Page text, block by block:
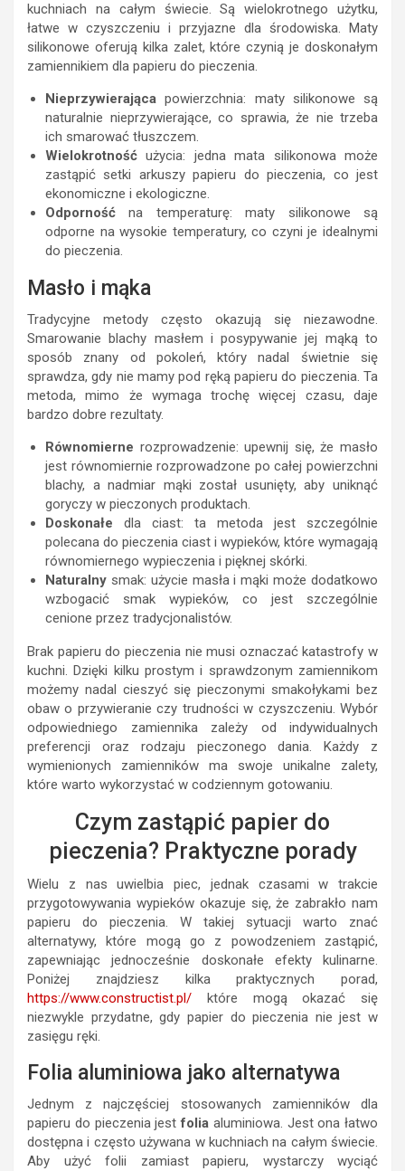
kuchniach na całym świecie. Są wielokrotnego użytku,
łatwe w czyszczeniu i przyjazne dla środowiska. Maty
silikonowe oferują kilka zalet, które czynią je doskonałym
zamiennikiem dla papieru do pieczenia.
Nieprzywierająca powierzchnia: maty silikonowe są
naturalnie nieprzywierające, co sprawia, że nie trzeba
ich smarować tłuszczem.
Wielokrotność użycia: jedna mata silikonowa może
zastąpić setki arkuszy papieru do pieczenia, co jest
ekonomiczne i ekologiczne.
Odporność na temperaturę: maty silikonowe są
odporne na wysokie temperatury, co czyni je idealnymi
do pieczenia.
Masło i mąka
Tradycyjne metody często okazują się niezawodne.
Smarowanie blachy masłem i posypywanie jej mąką to
sposób znany od pokoleń, który nadal świetnie się
sprawdza, gdy nie mamy pod ręką papieru do pieczenia. Ta
metoda, mimo że wymaga trochę więcej czasu, daje
bardzo dobre rezultaty.
Równomierne rozprowadzenie: upewnij się, że masło
jest równomiernie rozprowadzone po całej powierzchni
blachy, a nadmiar mąki został usunięty, aby uniknąć
goryczy w pieczonych produktach.
Doskonałe dla ciast: ta metoda jest szczególnie
polecana do pieczenia ciast i wypieków, które wymagają
równomiernego wypieczenia i pięknej skórki.
Naturalny smak: użycie masła i mąki może dodatkowo
wzbogacić smak wypieków, co jest szczególnie
cenione przez tradycjonalistów.
Brak papieru do pieczenia nie musi oznaczać katastrofy w
kuchni. Dzięki kilku prostym i sprawdzonym zamiennikom
możemy nadal cieszyć się pieczonymi smakołykami bez
obaw o przywieranie czy trudności w czyszczeniu. Wybór
odpowiedniego zamiennika zależy od indywidualnych
preferencji oraz rodzaju pieczonego dania. Każdy z
wymienionych zamienników ma swoje unikalne zalety,
które warto wykorzystać w codziennym gotowaniu.
Czym zastąpić papier do
pieczenia? Praktyczne porady
Wielu z nas uwielbia piec, jednak czasami w trakcie
przygotowywania wypieków okazuje się, że zabrakło nam
papieru do pieczenia. W takiej sytuacji warto znać
alternatywy, które mogą go z powodzeniem zastąpić,
zapewniając jednocześnie doskonałe efekty kulinarne.
Poniżej znajdziesz kilka praktycznych porad,
https://www.constructist.pl/ które mogą okazać się
niezwykle przydatne, gdy papier do pieczenia nie jest w
zasięgu ręki.
Folia aluminiowa jako alternatywa
Jednym z najczęściej stosowanych zamienników dla
papieru do pieczenia jestfolia aluminiowa. Jest ona łatwo
dostępna i często używana w kuchniach na całym świecie.
Aby użyć folii zamiast papieru, wystarczy wyciąć